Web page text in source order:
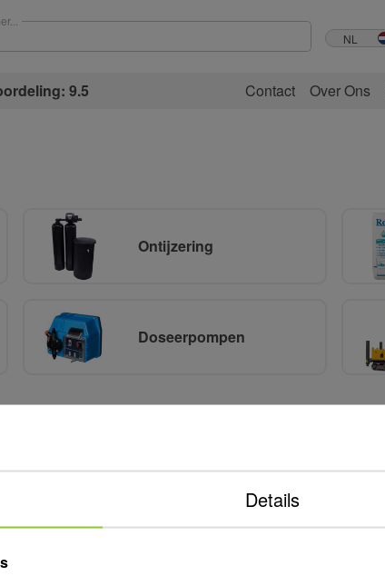
9.5 Contact Over Ons
Ontijzering
Doseerpompen
Meld je aanof vraag een vrijblijvendeofferteaan.
Details